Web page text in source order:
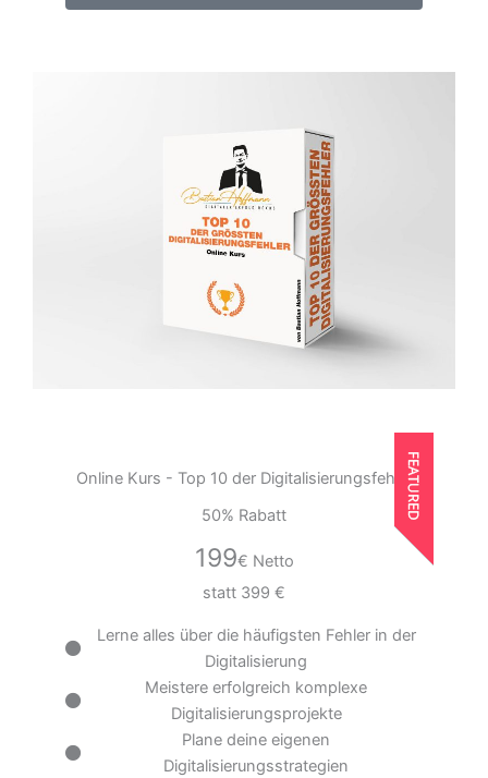
Online Kurs - Top 10 der Digitalisierungsfehler
50% Rabatt
199€ Netto
statt 399 €
Lerne alles über die häufigsten Fehler in der
Digitalisierung
Meistere erfolgreich komplexe
Digitalisierungsprojekte
Plane deine eigenen
Digitalisierungsstrategien